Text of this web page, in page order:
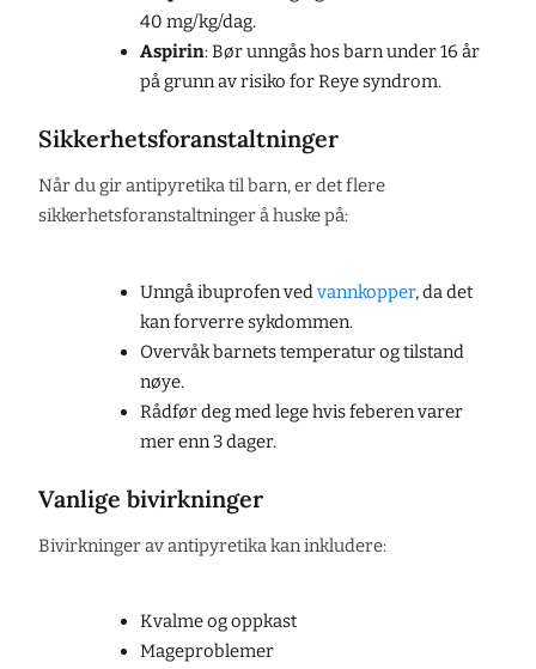
40 mg/kg/dag.
Aspirin: Bør unngås hos barn under 16 år
på grunn av risiko for Reye syndrom.
Sikkerhetsforanstaltninger
Når du gir antipyretika til barn, er det flere
sikkerhetsforanstaltninger å huske på:
Unngå ibuprofen ved vannkopper, da det
kan forverre sykdommen.
Overvåk barnets temperatur og tilstand
nøye.
Rådfør deg med lege hvis feberen varer
mer enn 3 dager.
Vanlige bivirkninger
Bivirkninger av antipyretika kan inkludere:
Kvalme og oppkast
Mageproblemer